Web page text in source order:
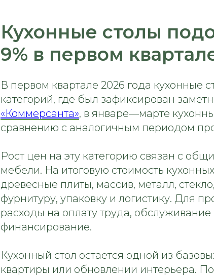
Кухонные столы
9% в первом
В первом квартале 2026 года кухонные
категорий, где был зафиксирован
«Коммерсанта», в январе—марте
сравнению с аналогичным периодом
Рост цен на эту категорию связан с
мебели. На итоговую стоимость
древесные плиты, массив, металл,
фурнитуру, упаковку и логистику. Для
расходы на оплату труда,
финансирование.
Кухонный стол остается одной из
квартиры или обновлении интерьера.